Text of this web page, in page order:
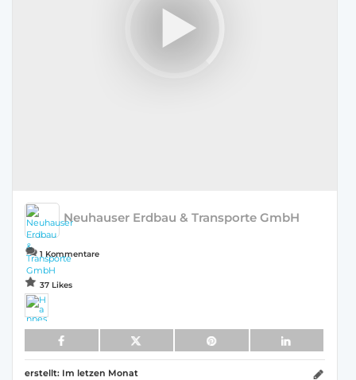
Neuhauser Erdbau & Transporte GmbH
1 Kommentare
37 Likes
erstellt: Im letzen Monat